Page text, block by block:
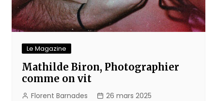
Le Magazine
Mathilde Biron, Photographier
comme on vit
Florent Barnades 26 mars 2025